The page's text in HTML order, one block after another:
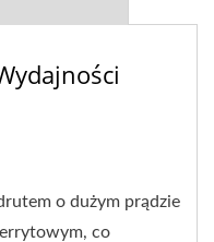
o dużym prądzie
co